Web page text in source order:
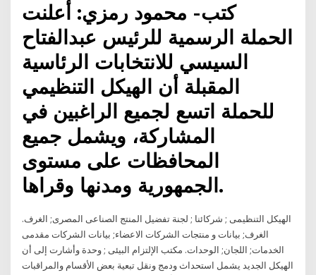
كتب- محمود رمزي: أعلنت
الحملة الرسمية للرئيس عبدالفتاح
السيسي للانتخابات الرئاسية
المقبلة أن الهيكل التنظيمي
للحملة اتسع لجميع الراغبين في
المشاركة، ويشمل جميع
المحافظات على مستوى
الجمهورية ومدنها وقراها.
الهيكل التنظيمى ; شركائنا ; لجنة تفضيل المنتج الصناعى المصرى; الغرف.
الغرف; بيانات و منتجات الشركات الاعضاء; بيانات الشركات مقدمى
الخدمات; اللجان; الوحدات. مكتب الإلتزام البيئى ; وحدة وأشارت إلى أن
الهيكل الجديد يشمل استحداث ودمج ونقل تبعية بعض الأقسام والمراقبات